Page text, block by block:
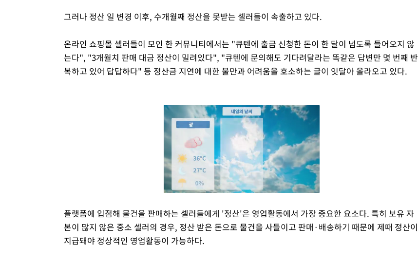
그러나 정산 일 변경 이후, 수개월째 정산을 못받는 셀러들이 속출하고 있다.
온라인 쇼핑몰 셀러들이 모인 한 커뮤니티에서는 "큐텐에 출금 신청한 돈이 한 달이 넘도록 들어오지 않
는다", "3개월치 판매 대금 정산이 밀려있다", "큐텐에 문의해도 기다려달라는 똑같은 답변만 몇 번째 반
복하고 있어 답답하다" 등 정산금 지연에 대한 불만과 어려움을 호소하는 글이 잇달아 올라오고 있다.
Mute
플랫폼에 입점해 물건을 판매하는 셀러들에게 '정산'은 영업활동에서 가장 중요한 요소다. 특히 보유 자
본이 많지 않은 중소 셀러의 경우, 정산 받은 돈으로 물건을 사들이고 판매·배송하기 때문에 제때 정산이
지급돼야 정상적인 영업활동이 가능하다.